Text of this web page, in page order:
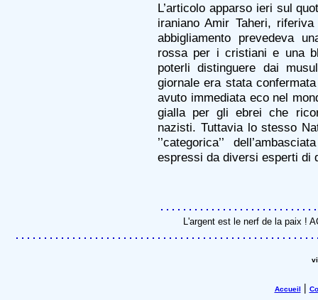
L’articolo apparso ieri sul
iraniano Amir Taheri,
abbigliamento prevedeva
rossa per i cristiani e una
poterli distinguere dai
giornale era stata
avuto immediata eco nel
gialla per gli ebrei che
nazisti. Tuttavia lo stesso
’’categorica’’
espressi da diversi esperti di
L'argent est le nerf de la paix !
Accueil |